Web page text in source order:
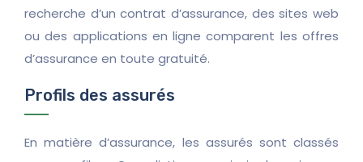
recherche d’un contrat d’assurance, des sites web
ou des applications en ligne comparent les offres
d’assurance en toute gratuité.
Profils des assurés
En matière d’assurance, les assurés sont classés